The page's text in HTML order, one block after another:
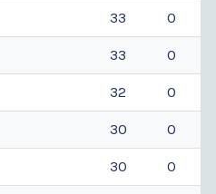
33 0
33 0
32 0
30 0
30 0